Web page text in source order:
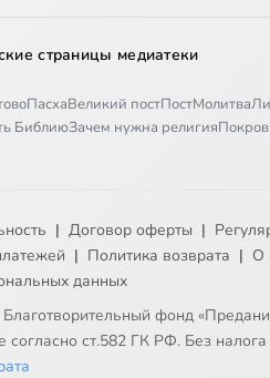
страницы медиатеки
ПасхаВеликий постПостМолитва
БиблиюЗачем нужна религия
| Договор оферты |
| Политика возврата | О
данных
фонд
согласно ст.582 ГК РФ. Без